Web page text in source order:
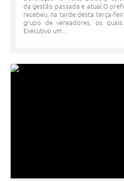
da gestão passada e atual.O
recebeu, na tarde desta terça-
grupo de vereadores, os
Executivo um...